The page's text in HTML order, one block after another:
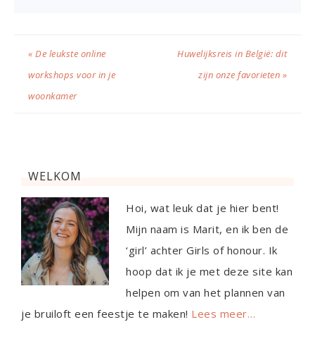
« De leukste online
workshops voor in je
woonkamer
Huwelijksreis in België: dit
zijn onze favorieten »
WELKOM
Hoi, wat leuk dat je hier bent!
Mijn naam is Marit, en ik ben de
‘girl’ achter Girls of honour. Ik
hoop dat ik je met deze site kan
helpen om van het plannen van
je bruiloft een feestje te maken! Lees meer…